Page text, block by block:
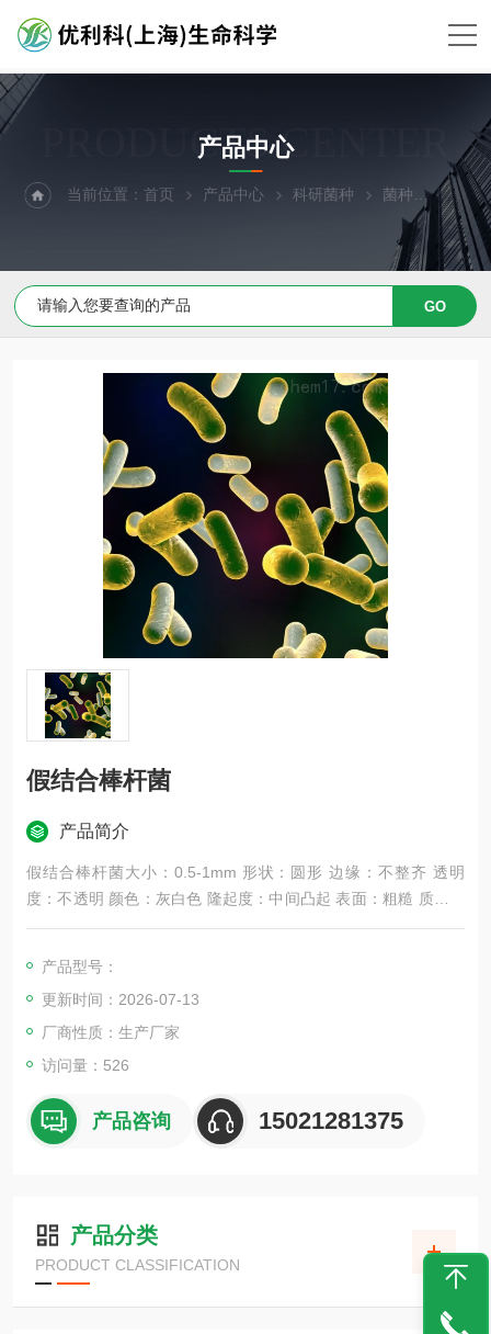
PRODUCTS CENTER
产品中心
当前位置：首页 产品中心 科研菌种 菌种 假结
假结合棒杆菌
产品简介
假结合棒杆菌大小：0.5-1mm 形状：圆形 边缘：不整齐 透明
度：不透明 颜色：灰白色 隆起度：中间凸起 表面：粗糙 质地：
干燥易挑起
产品型号：
更新时间：2026-07-13
厂商性质：生产厂家
访问量：526
产品咨询 15021281375
产品分类
PRODUCT CLASSIFICATION